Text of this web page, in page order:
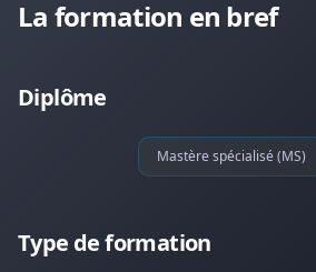
La formation en bref
Diplôme
Mastère spécialisé (MS)
Type de formation